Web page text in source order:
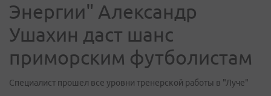
Энергии" Александр
Ушахин даст шанс
приморским футболистам
Специалист прошел все уровни тренерской работы в "Луче"